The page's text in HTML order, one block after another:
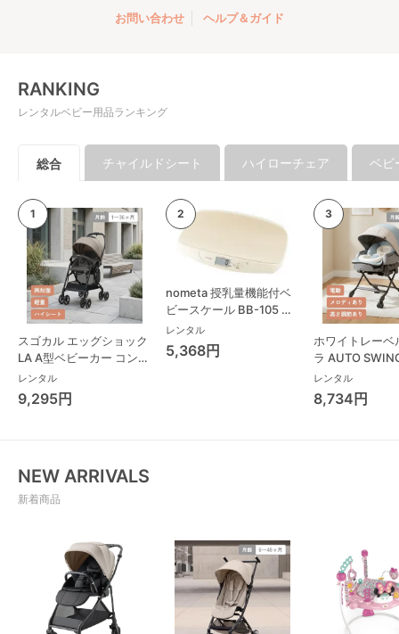
お問い合わせ ヘルプ＆ガイド
RANKING
レンタルベビー用品ランキング
総合 チャイルドシート ハイローチェア ベビ
スゴカル エッグショック
LA A型ベビーカー コンビ
(Combi)
レンタル
9,295円
nometa 授乳量機能付ベ
ビースケール BB-105 タ
ニタ(TANITA) ベビースケ
ール・体重計
レンタル
5,368円
ホワイトレーベ
ラ AUTO
Long スリープ
コンビ(Combi)
チェア・ベビー
レンタル
8,734円
NEW ARRIVALS
新着商品